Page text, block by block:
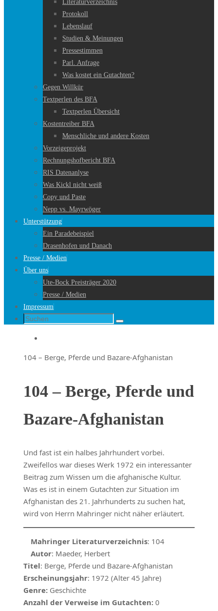
Literaturverzeichnis
Protokoll
Lebenslauf
Studien & Meinungen
Pressestimmen
Parl. Anfrage
Was kostet ein Gutachten?
Gegen Willkür
Textperlen des BFA
Textperlen Übersicht
Kostentreiber BFA
Menschliche und andere Kosten
Vorzeigeprojekt
Rechnungshofbericht BFA
RIS Datenanlyse
Was Kickl nicht weiß
Copy und Paste
Nepp vs. Mayrwöger
Unterstützung
Ein Paradebeispiel
Drasenhofen und Danach
Presse / Medien
Über uns
Ute-Bock Preisträger 2020
Presse / Medien
Impressum
Suche
Suchen
Startseite
104 – Berge, Pferde und Bazare-Afghanistan
104 – Berge, Pferde und
Bazare-Afghanistan
Und fast ist ein halbes Jahrhundert vorbei.
Zweifellos war dieses Werk 1972 ein interessanter
Beitrag zum Wissen um die afghanische Kultur.
Was es ist in einem Gutachten zur Situation im
Afghanistan des 21. Jahrhunderts zu suchen hat,
wird von Herrn Mahringer nicht näher erläutert.
Mahringer Literaturverzeichnis: 104
Autor: Maeder, Herbert
Titel: Berge, Pferde und Bazare-Afghanistan
Erscheinungsjahr: 1972 (Alter 45 Jahre)
Genre: Geschichte
Anzahl der Verweise im Gutachten: 0